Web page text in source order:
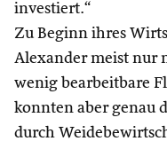
investiert.“
Zu Beginn ihres
Alexander meist nur
wenig bearbeitbare
konnten aber genau
durch